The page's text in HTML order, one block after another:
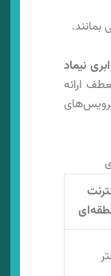
بمانند.
نیماد
ارائه